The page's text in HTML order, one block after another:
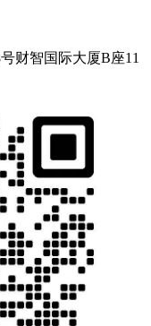
财智国际大厦B座11